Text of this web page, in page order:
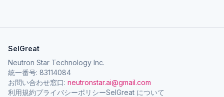
SelGreat
Neutron Star Technology Inc.
統一番号: 83114084
お問い合わせ窓口: neutronstar.ai@gmail.com
利用規約プライバシーポリシーSelGreat について